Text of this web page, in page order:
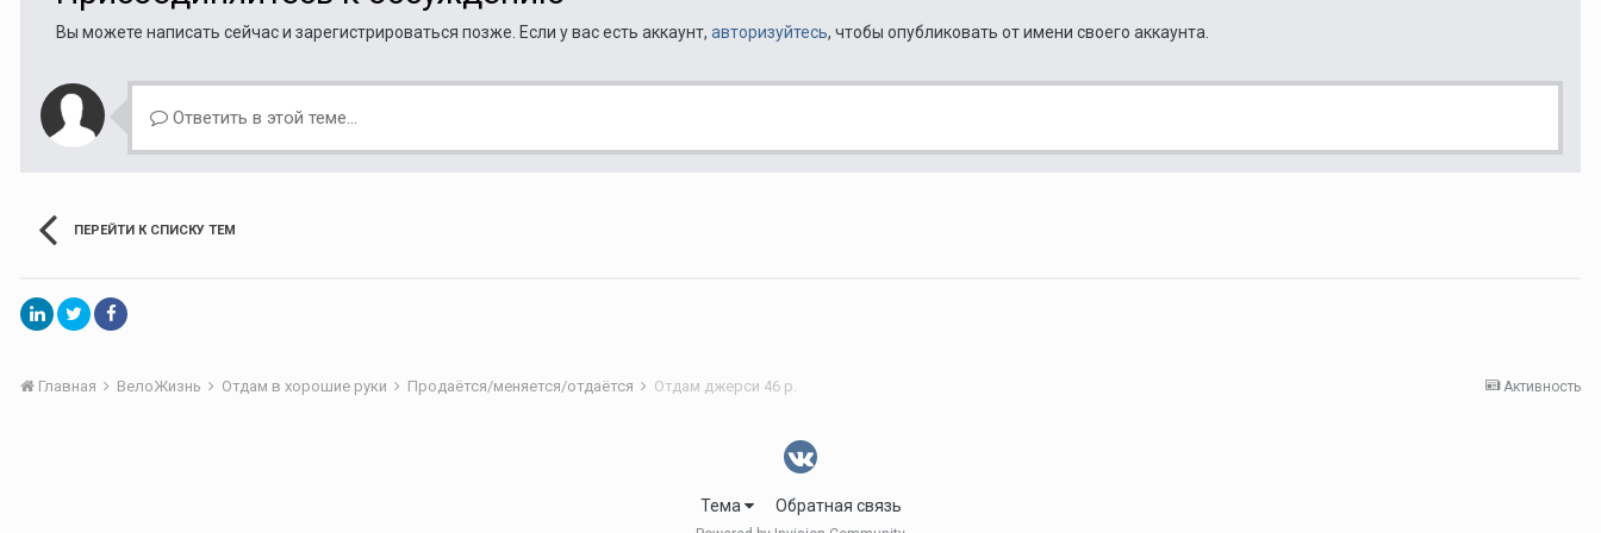
Вы можете написать сейчас и зарегистрироваться позже. Если у вас есть аккаунт, авторизуйтесь, чтобы опубликовать от имени своего аккаунта.
Ответить в этой теме...
ПЕРЕЙТИ К СПИСКУ ТЕМ
Активность
Главная ВелоЖизнь Отдам в хорошие руки Продаётся/меняется/отдаётся Отдам джерси 46 р.
Тема Обратная связь